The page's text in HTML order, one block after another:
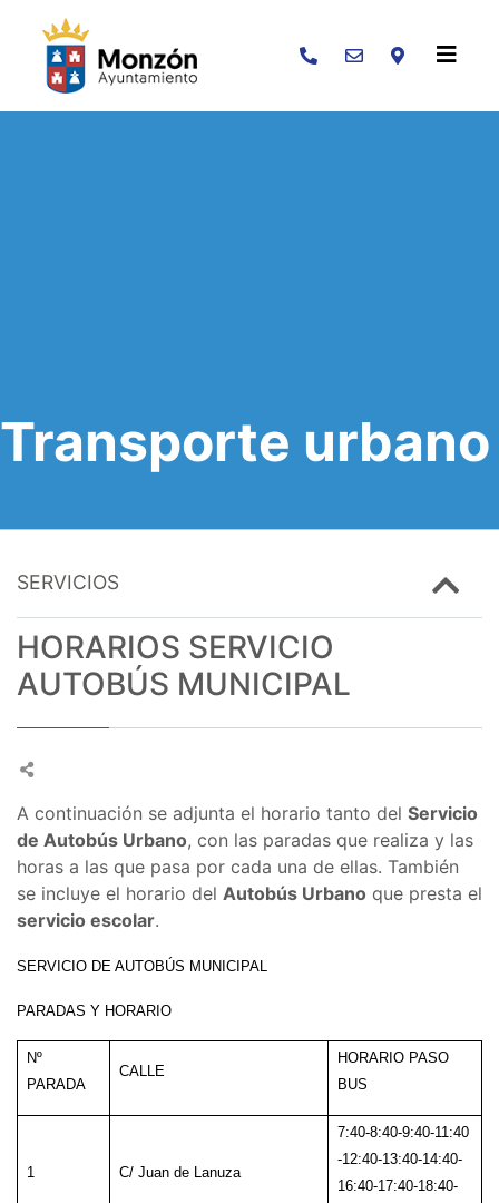
Buscar
Transporte urbano
SERVICIOS
HORARIOS SERVICIO
AUTOBÚS MUNICIPAL
A continuación se adjunta el horario tanto del Servicio
de Autobús Urbano, con las paradas que realiza y las
horas a las que pasa por cada una de ellas. También
se incluye el horario del Autobús Urbano que presta el
servicio escolar.
SERVICIO DE AUTOBÚS MUNICIPAL
PARADAS Y HORARIO
Nº
PARADA
CALLE
HORARIO PASO
BUS
1 C/ Juan de Lanuza
7:40-8:40-9:40-11:40
-12:40-13:40-14:40-
16:40-17:40-18:40-